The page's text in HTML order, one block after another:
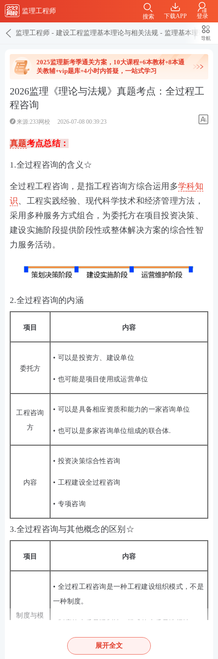
监理工程师
下载APP 登录
搜索
监理工程师 - 建设工程监理基本理论与相关法规 - 监理基本理论与
导航
2025监理新考季通关方案，10大课程+6本教材+8本通
关教辅+vip题库+4小时内答疑，一站式学习
2026监理《理论与法规》真题考点：全过程工
程咨询
来源:233网校 2026-07-08 00:39:23
真题考点总结：
1.全过程咨询的含义☆
全过程工程咨询，是指工程咨询方综合运用多学科知
识、工程实践经验、现代科学技术和经济管理方法，
采用多种服务方式组合，为委托方在项目投资决策、
建设实施阶段提供阶段性或整体解决方案的综合性智
力服务活动。
2.全过程咨询的内涵
项目 内容
委托方
• 可以是投资方、建设单位
• 也可能是项目使用或运营单位
工程咨询
方
• 可以是具备相应资质和能力的一家咨询单位
• 也可以是多家咨询单位组成的联合体.
内容
• 投资决策综合性咨询
• 工程建设全过程咨询
• 专项咨询
3.全过程咨询与其他概念的区别☆
项目 内容
制度与模
• 全过程工程咨询是一种工程建设组织模式，不是
一种制度。
• 制度的本质是强制性，模式的本质是选择性。
• 全过程工程咨询可包含工程监理，但不是替代关
展开全文